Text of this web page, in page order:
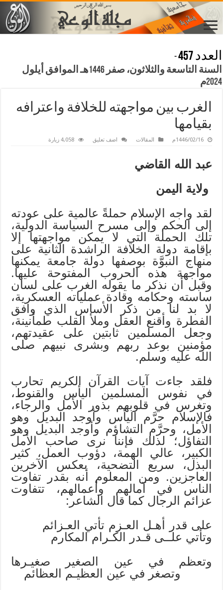
العدد 457
-
السنة التاسعة والثلاثون، صفر 1446هـ الموافق أيلول
2024م
الغرب بين مواجهته للخلافة واعترافه
بقيامها
1446/02/16م المقالات اضف تعليق 4,058 زيارة
عبد الله القاضي
ولاية اليمن
لقد واجه الإسلام حملةً عالمية على عودته
إلى الحكم وإلى مسرح السياسة الدولية،
تلك الحملة التي لا يمكن مواجهتها إلا
بإقامة دولة الخلافة الراشدة الثانية على
منهاج النبوَّة بوصفها دولة جامعة يمكنها
مواجهة هذه الحروب المفتوحة عليها.
وقبل أن نذكر ما يقوله الغرب على لسان
ساسته وحكامه وقادة عملياته العسكرية،
لا بد لنا من ذكر الأساس الذي وافق
الفطرة وأقنع العقل وملأ القلب طمأنينة،
وجعل المسلمين ثابتين على عقيدتهم،
مؤمنين بوعد ربهم وبشرى نبيهم صلى
الله عليه وسلم.
فلقد جاءت آيات القرآن الكريم تحارب
في نفوس المسلمين اليأس والقنوط،
وتغرس في قلوبهم بذور الأمل والرجاء،
فالإسلام حرَّم اليأس وأوجد البديل وهو
الأمل، وحرَّم التشاؤم وأوجد البديل وهو
التفاؤل؛ لذلك فإننا نرى صاحب الأمل
الكبير، عالي الهمة، دؤوب العمل، كثير
البذل، سريع التضحية، بعكس الآخرين
العاجزين. ومن المعلوم أنه بقدر تفاوت
الناس في آمالهم وأعمالهم، تتفاوت
عزائم الرجال كما قال الشاعر:
على قدر أهـل العـزم تأتي العـزائم
وتأتي علــى قـدر الكـرام المكارم
وتعظم في عين الصغير صغيـرها
وتصغر في عين العظيـم العظائم